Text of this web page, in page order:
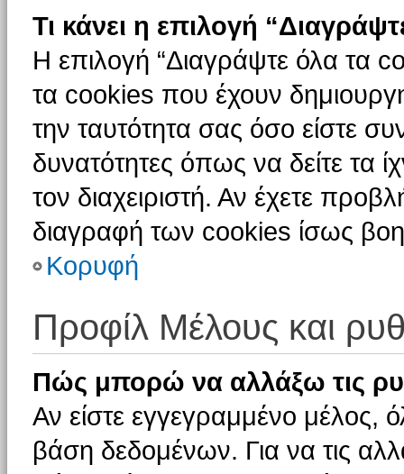
Τι κάνει η επιλογή
Η επιλογή “Διαγράψτε όλα τα
τα cookies που έχουν
την ταυτότητα σας όσο είστε
δυνατότητες όπως να δείτε τα
τον διαχειριστή. Αν έχετε
διαγραφή των cookies ίσως
Κορυφή
Προφίλ Μέλους και
Πώς μπορώ να αλλάξω τις
Αν είστε εγγεγραμμένο μέλος,
βάση δεδομένων. Για να τις